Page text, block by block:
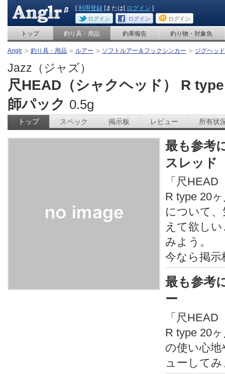
[利用登録 ]または[ ログイン ]
ログイン ログイン ログイン
トップ 釣り具・用品 釣果報告 釣り物・対象魚
Anglr 釣り具・用品 ルアー ソフトルアー＆フックシンカー ジグヘッド
Jazz（ジャズ）
尺HEAD（シャクヘッド） R
師パック 0.5g
トップ スペック 掲示板 レビュー 所有状
最も参考
スレッド
「尺
R type 20
について
えて欲し
みよう。
今なら掲示
最も参考
ー
「尺
R type 20
の使い心
ューして